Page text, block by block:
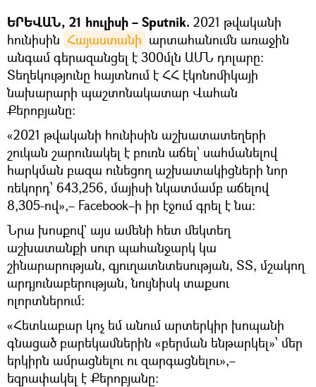
ԵՐԵՎԱՆ, 21 հուլիսի – Sputnik. 2021 թվականի
հունիսին Հայաստանի արտահանումն առաջին
անգամ գերազանցել է 300մլն ԱՄՆ դոլարը։
Տեղեկությունը հայտնում է ՀՀ էկոնոմիկայի
նախարարի պաշտոնակատար Վահան
Քերոբյանը։
«2021 թվականի հունիսին աշխատատեղերի
շուկան շարունակել է բուռն աճել՝ սահմանելով
հարկման բազա ունեցող աշխատակիցների նոր
ռեկորդ՝ 643,256, մայիսի նկատմամբ աճելով
8,305-ով»,– Facebook–ի իր էջում գրել է նա։
Նրա խոսքով` այս ամենի հետ մեկտեղ
աշխատանքի սուր պահանջարկ կա
շինարարության, գյուղատնտեսության, ՏՏ, մշակող
արդյունաբերության, նույնիսկ տաքսու
ոլորտներում։
«Հետևաբար կոչ եմ անում արտերկիր խոպանի
գնացած բարեկամներին «բերման ենթարկել»՝ մեր
երկիրն ամրացնելու ու զարգացնելու»,–
եզրափակել է Քերոբյանը։